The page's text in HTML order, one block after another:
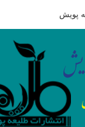
پویش
برای خرید کتاب می